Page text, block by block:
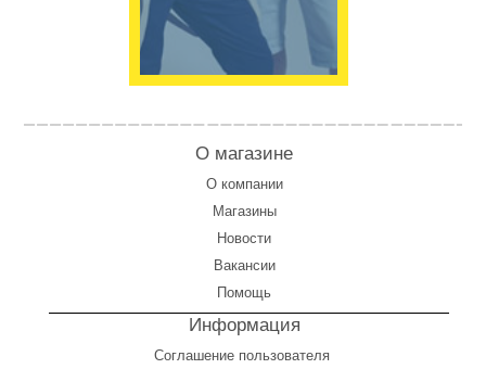
О магазине
О компании
Магазины
Новости
Вакансии
Помощь
Информация
Соглашение пользователя